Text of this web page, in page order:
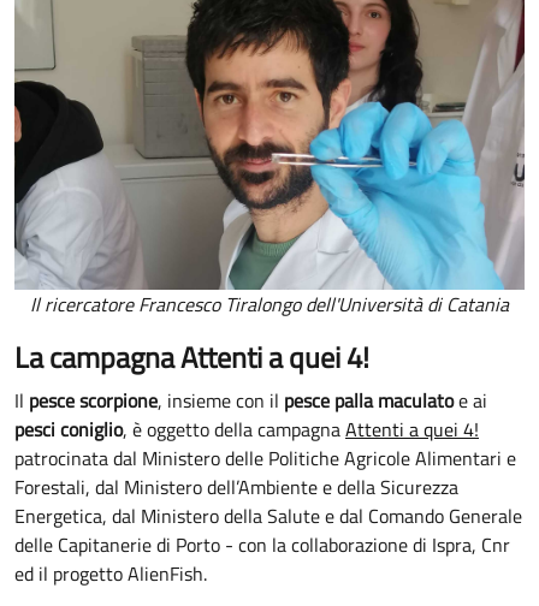
Il ricercatore Francesco Tiralongo dell'Università di Catania
La campagna Attenti a quei 4!
Il pesce scorpione, insieme con il pesce palla maculatoe ai
pesci coniglio, è oggetto della campagnaAttenti a quei 4!
patrocinata dal Ministero delle Politiche Agricole Alimentari e
Forestali, dal Ministero dell’Ambiente e della Sicurezza
Energetica, dal Ministero della Salute e dal Comando Generale
delle Capitanerie di Porto - con la collaborazione di Ispra, Cnr
ed il progetto AlienFish.